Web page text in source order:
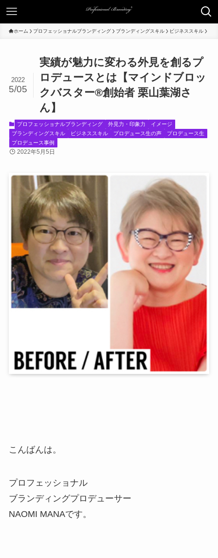
ホーム プロフェッショナルブランディング ブランディングスキル ビジネススキル
実績が魅力に変わる外見を創るプ
ロデュースとは【マインドブロッ
クバスター®創始者 栗山葉湖さ
ん】
2022
5/05
プロフェッショナルブランディング 外見力・印象力
イメージ
ブランディングスキル
ビジネススキル プロデュース生の声
プロデュース生
プロデュース事例
2022年5月5日
こんばんは。
プロフェッショナル
ブランディングプロデューサー
NAOMI MANAです。